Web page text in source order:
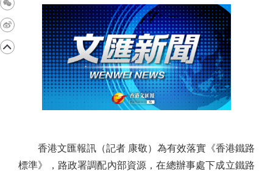
香港文匯報訊（記者 康敬）為有效落實《香港鐵路
標準》，路政署調配內部資源，在總辦事處下成立鐵路